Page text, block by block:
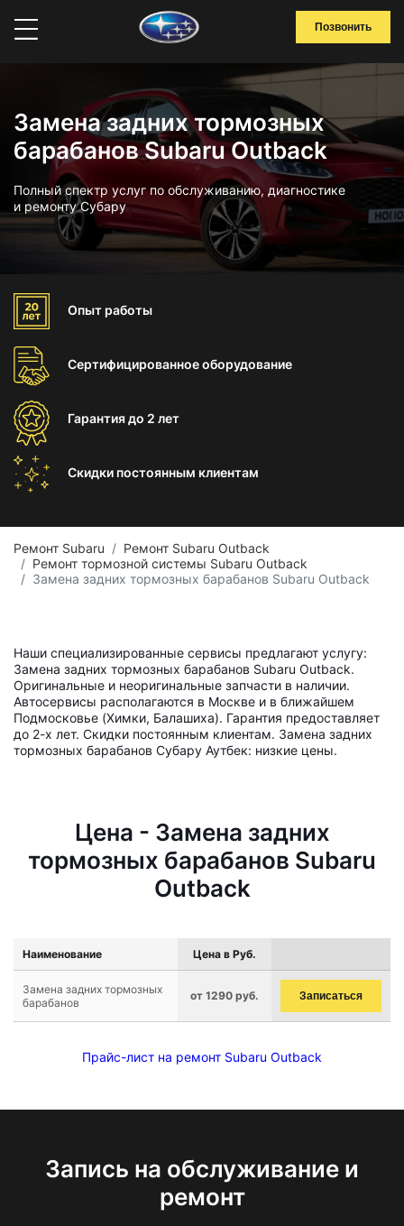
Позвонить
Замена задних тормозных
барабанов Subaru Outback
Полный спектр услуг по обслуживанию, диагностике
и ремонту Субару
Опыт работы
Сертифицированноеоборудование
Гарантиядо 2 лет
Скидки постоянным клиентам
Ремонт Subaru
Ремонт Subaru Outback
Ремонт тормозной системы Subaru Outback
Замена задних тормозных барабанов Subaru Outback
Наши специализированные сервисы предлагают услугу:
Замена задних тормозных барабанов Subaru Outback.
Оригинальные и неоригинальные запчасти в наличии.
Автосервисы располагаются в Москве и в ближайшем
Подмосковье (Химки, Балашиха). Гарантия предоставляет
до 2-х лет. Скидки постоянным клиентам. Замена задних
тормозных барабанов Субару Аутбек: низкие цены.
Цена - Замена задних
тормозных барабанов Subaru
Outback
Наименование Цена в Руб.
Замена задних тормозных
барабанов
от 1290 руб. Записаться
Прайс-лист на ремонт Subaru Outback
Запись на обслуживание и
ремонт